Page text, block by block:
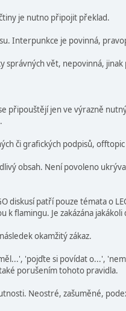
je nutno připojit překlad.
Interpunkce je povinná,
vět, nepovinná,
připouštějí jen ve výrazně
či grafických podpisů,
obsah. Není povoleno
patří pouze témata o
flamingu. Je zakázána
okamžitý zákaz.
'pojďte si povídat o...',
porušením tohoto pravidla.
Neostré, zašuměné,